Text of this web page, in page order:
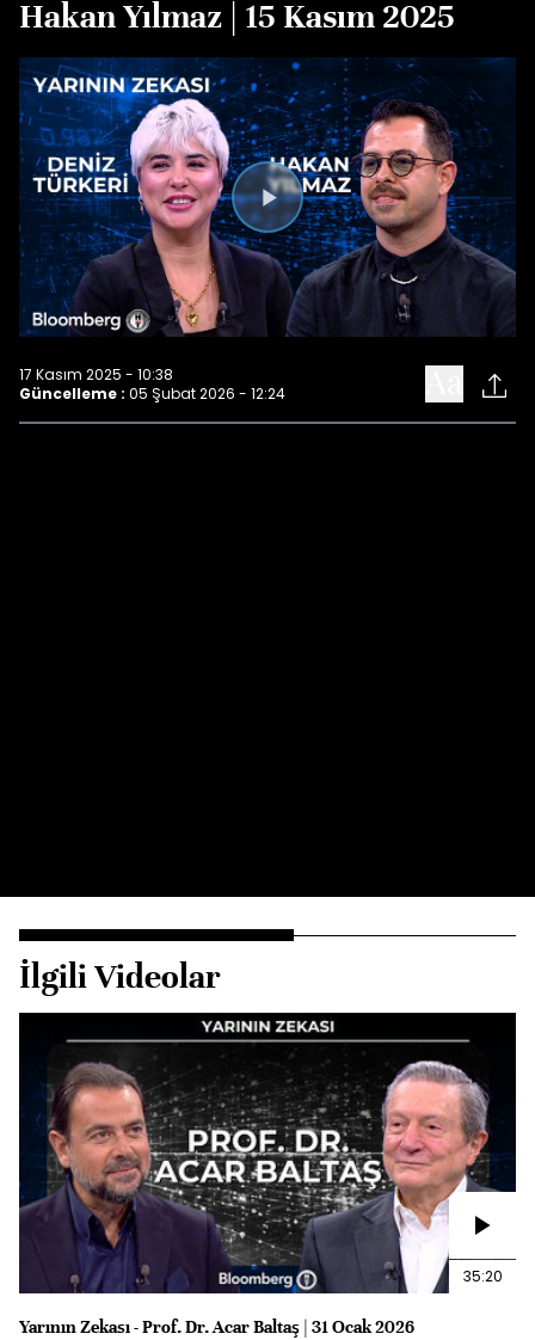
Hakan Yılmaz | 15 Kasım 2025
Videoyu
Oynat
17 Kasım 2025 - 10:38
Güncelleme : 05 Şubat 2026 - 12:24
İlgili Videolar
35:20
Yarının Zekası - Prof. Dr. Acar Baltaş | 31 Ocak 2026